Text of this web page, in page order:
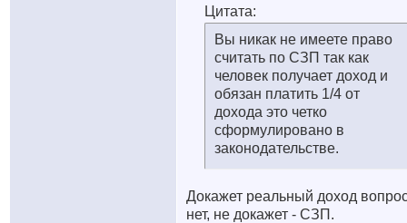
Цитата:
Вы никак не имеете право
считать по СЗП так как
человек получает доход и
обязан платить 1/4 от
дохода это четко
сформулировано в
законодательстве.
Докажет реальный доход
нет, не докажет - СЗП.